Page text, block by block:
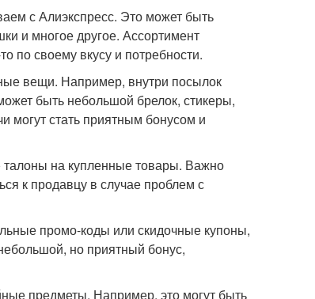
с Алиэкспресс. Это может быть
и многое другое. Ассортимент
по своему вкусу и потребности.
вещи. Например, внутри посылок
быть небольшой брелок, стикеры,
могут стать приятным бонусом и
талоны на купленные товары. Важно
к продавцу в случае проблем с
промо-коды или скидочные купоны,
но приятный бонус,
предметы. Например, это могут быть